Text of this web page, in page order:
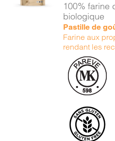
100% farine
biologique
Pastille de
Farine aux
rendant les